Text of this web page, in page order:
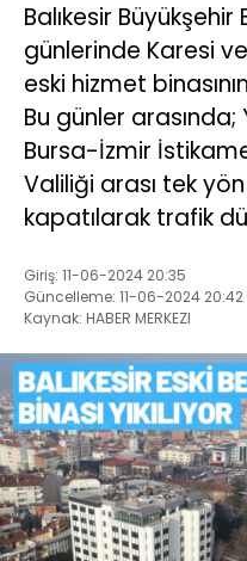
Balıkesir
günlerinde Karesi
eski hizmet
Bu günler
Bursa-İzmir
Valiliği arası tek
kapatılarak trafik
Giriş: 11-06-2024 20:35
Güncelleme: 11-06-2024 20:42
Kaynak: HABER MERKEZI